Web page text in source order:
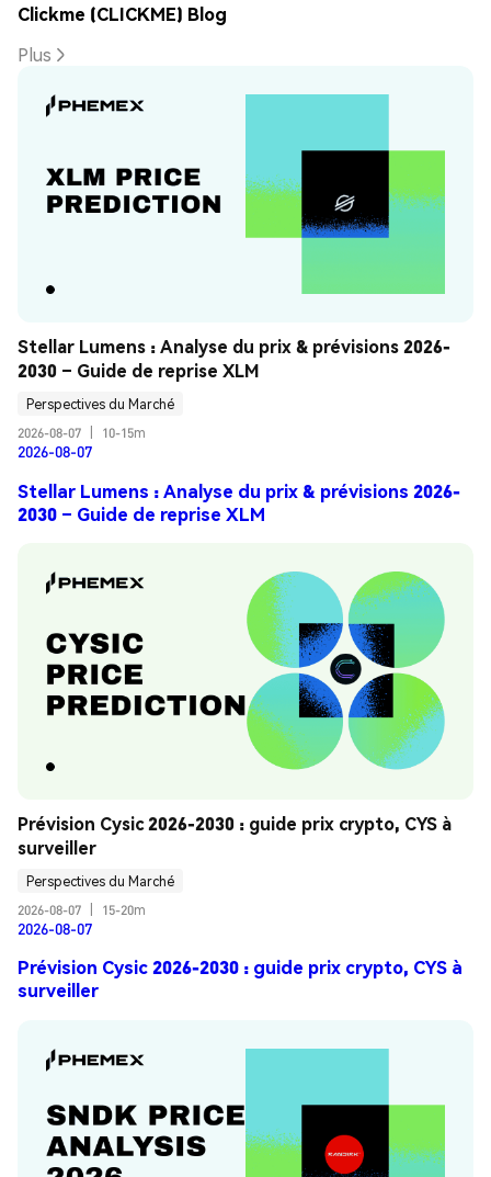
Clickme (CLICKME) Blog
Plus
Stellar Lumens : Analyse du prix & prévisions 2026-
2030 – Guide de reprise XLM
Perspectives du Marché
2026-08-07
10-15m
2026-08-07
Stellar Lumens : Analyse du prix & prévisions 2026-
2030 – Guide de reprise XLM
Prévision Cysic 2026-2030 : guide prix crypto, CYS à
surveiller
Perspectives du Marché
2026-08-07
15-20m
2026-08-07
Prévision Cysic 2026-2030 : guide prix crypto, CYS à
surveiller